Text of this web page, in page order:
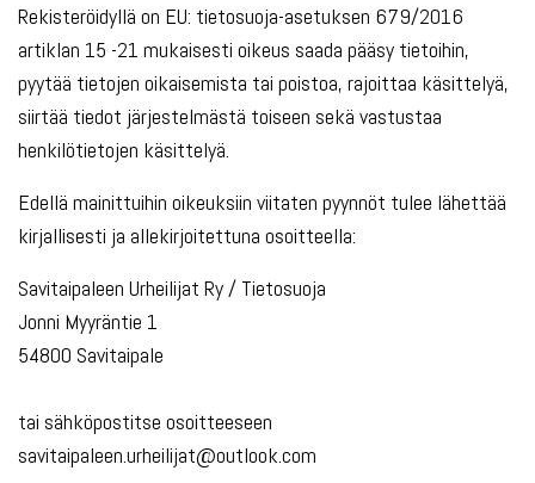
Rekisteröidyllä on EU: tietosuoja-asetuksen 679/2016
artiklan 15 -21 mukaisesti oikeus saada pääsy tietoihin,
pyytää tietojen oikaisemista tai poistoa, rajoittaa käsittelyä,
siirtää tiedot järjestelmästä toiseen sekä vastustaa
henkilötietojen käsittelyä.
Edellä mainittuihin oikeuksiin viitaten pyynnöt tulee lähettää
kirjallisesti ja allekirjoitettuna osoitteella:
Savitaipaleen Urheilijat Ry / Tietosuoja
Jonni Myyräntie 1
54800 Savitaipale
tai sähköpostitse osoitteeseen
savitaipaleen.urheilijat@outlook.com